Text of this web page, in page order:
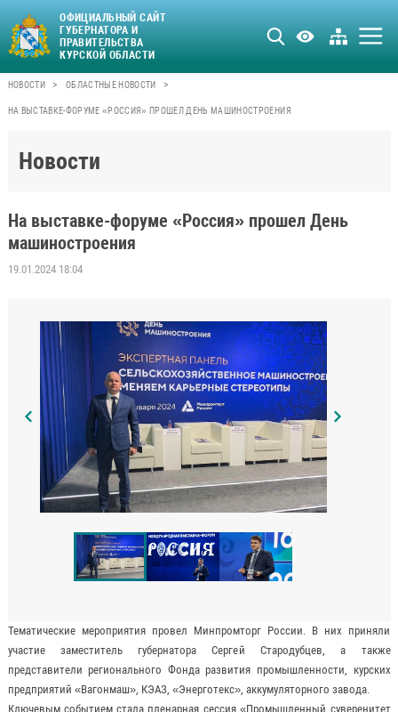
ОФИЦИАЛЬНЫЙ САЙТ
ГУБЕРНАТОРА И
ПРАВИТЕЛЬСТВА
КУРСКОЙ ОБЛАСТИ
НОВОСТИ > ОБЛАСТНЫЕ НОВОСТИ >
НА ВЫСТАВКЕ-ФОРУМЕ «РОССИЯ» ПРОШЕЛ ДЕНЬ МАШИНОСТРОЕНИЯ
Новости
На выставке-форуме «Россия» прошел День
машиностроения
19.01.2024 18:04
Тематические мероприятия провел Минпромторг России. В них приняли
участие заместитель губернатора Сергей Стародубцев, а также
представители регионального Фонда развития промышленности, курских
предприятий «Вагонмаш», КЭАЗ, «Энерготекс», аккумуляторного завода.
Ключевым событием стала пленарная сессия «Промышленный суверенитет